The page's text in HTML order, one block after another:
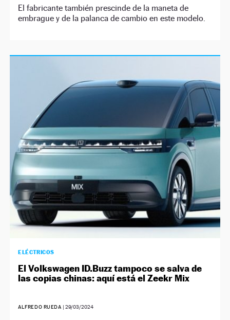
El fabricante también prescinde de la maneta de
embrague y de la palanca de cambio en este modelo.
ELÉCTRICOS
El Volkswagen ID.Buzz tampoco se salva de
las copias chinas: aquí está el Zeekr Mix
ALFREDO RUEDA | 29/03/2024